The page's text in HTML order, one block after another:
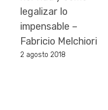
legalizar lo
impensable –
Fabricio Melchiori
2 agosto 2018